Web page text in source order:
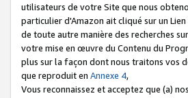
utilisateurs de votre Site que nous
particulier d'Amazon ait cliqué sur un
de toute autre manière des recherches
votre mise en œuvre du Contenu du
plus sur la façon dont nous traitons vos
que reproduit en Annexe 4,
Vous reconnaissez et acceptez que (a)